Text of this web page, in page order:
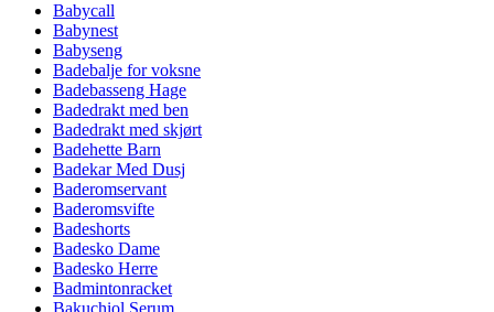
Babycall
Babynest
Babyseng
Badebalje for voksne
Badebasseng Hage
Badedrakt med ben
Badedrakt med skjørt
Badehette Barn
Badekar Med Dusj
Baderomservant
Baderomsvifte
Badeshorts
Badesko Dame
Badesko Herre
Badmintonracket
Bakuchiol Serum